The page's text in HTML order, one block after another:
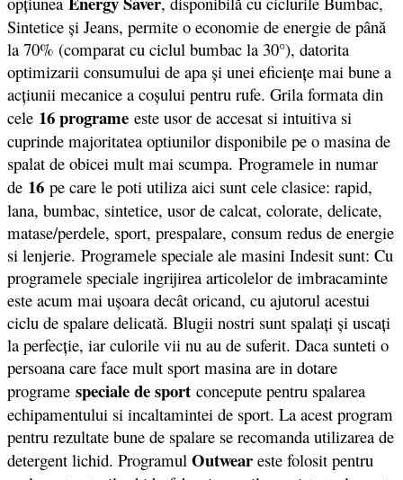
Sintetice şi Jeans, permite o economie de energie de până
la 70% (comparat cu ciclul bumbac la 30°), datorita
optimizarii consumului de apa şi unei eficienţe mai bune a
acţiunii mecanice a coşului pentru rufe. Grila formata din
cele 16 programe este usor de accesat si intuitiva si
cuprinde majoritatea optiunilor disponibile pe o masina de
spalat de obicei mult mai scumpa. Programele in numar
de 16 pe care le poti utiliza aici sunt cele clasice: rapid,
lana, bumbac, sintetice, usor de calcat, colorate, delicate,
matase/perdele, sport, prespalare, consum redus de energie
si lenjerie. Programele speciale ale masini Indesit sunt: Cu
programele speciale ingrijirea articolelor de imbracaminte
este acum mai uşoara decât oricand, cu ajutorul acestui
ciclu de spalare delicată. Blugii nostri sunt spalaţi şi uscaţi
la perfecţie, iar culorile vii nu au de suferit. Daca sunteti o
persoana care face mult sport masina are in dotare
programe speciale de sport concepute pentru spalarea
echipamentului si incaltamintei de sport. La acest program
pentru rezultate bune de spalare se recomanda utilizarea de
detergent lichid. Programul Outwear este folosit pentru